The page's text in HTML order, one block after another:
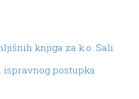
knjiga za k.o. Sali
postupka